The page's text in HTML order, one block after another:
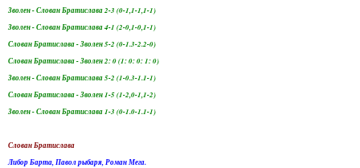
Зволен - Слован Братислава 2-3 (0-1,1-1,1-1)
Зволен - Слован Братислава 4-1 (2-0,1-0,1-1)
Слован Братислава - Зволен 5-2 (0-1.3-2.2-0)
Слован Братислава - Зволен 2: 0 (1: 0: 0: 1: 0)
Зволен - Слован Братислава 5-2 (1-0.3-1.1-1)
Слован Братислава - Зволен 1-5 (1-2,0-1,1-2)
Зволен - Слован Братислава 1-3 (0-1.0-1.1-1)
Слован Братислава
Либор Барта, Павол рыбаря, Роман Мега.